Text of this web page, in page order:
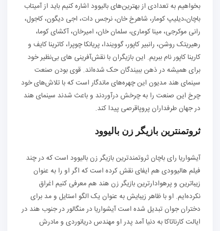
بخواهیم به تعدادی از بهترین‌های بالیوود اشاره کنیم باید از آمیتاب
باچان،دیلیپ کومار، شاهرخ خان، نرجس دات، اجی دیگون، کاجول،
رانی موکرجی، مینا کوماری، سلمان خان، امیرخان، آکشای کوما،
رهیریتک روشن، رانبیر کاپور، گوویندا، پریانکا چوپرا، کاترینا کایف و
کارینا کاپور نام ببریم. این بازیگران با نقش‌آفرینی های بی‌نظیر خود
برای همیشه در ذهن ببیندگان حک شده‌اند. قوی بودن صنعت
سینمای هند مدیون این چهره‌های ماندگار است که با تلاش‌های خود
چرخ این صنعت را به چرخش درآوردند و باعث شدند سینمای هند
در جهان طرفداران پروپاقرصی پیدا کند.
ثروتمنترین بازیگر زن بالیوود
آیشواریا رای باچان ثروتمندترین بازیگر زن بالیوود است که در چند
فیلم هالیوودی هم ایفای نقش کرده است که اگر او را به عنوان
زیباترین و پرهوادارترین بازیگر زن هند هم معرفی کنیم اغراق
نکرده‌ایم. او با ظاهر زیبایش به عنوان یک الگو استایل و مد برای
دختران جوان تبدیل شده است آیشواریا در منگالور در جنوب هند در
ایالت کارناتاکا به دنیا آمد پدر او مهندس دریانوردی و مادرش